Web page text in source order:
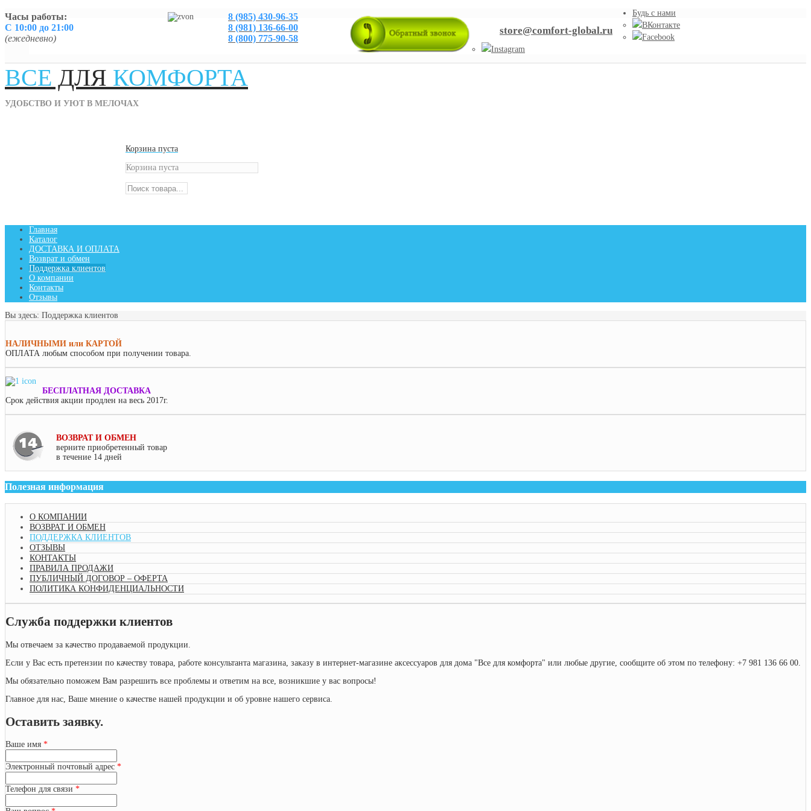
Часы работы:
С 10:00 до 21:00
(ежедневно)
8 (985) 430-96-35
8 (981) 136-66-00
8 (800) 775-90-58
store@comfort-global.ru
Будь с нами
ВКонтакте
Facebook
Instagram
ВСЕ ДЛЯ КОМФОРТА
УДОБСТВО И УЮТ В МЕЛОЧАХ
Корзина пуста
Корзина пуста
Главная
Каталог
ДОСТАВКА И ОПЛАТА
Возврат и обмен
Поддержка клиентов
О компании
Контакты
Отзывы
Вы здесь: Поддержка клиентов
НАЛИЧНЫМИ или КАРТОЙ
ОПЛАТА любым способом при получении товара.
БЕСПЛАТНАЯ ДОСТАВКА
Срок действия акции продлен на весь 2017г.
ВОЗВРАТ И ОБМЕН
верните приобретенный товар
в течение 14 дней
Полезная информация
О КОМПАНИИ
ВОЗВРАТ И ОБМЕН
ПОДДЕРЖКА КЛИЕНТОВ
ОТЗЫВЫ
КОНТАКТЫ
ПРАВИЛА ПРОДАЖИ
ПУБЛИЧНЫЙ ДОГОВОР – ОФЕРТА
ПОЛИТИКА КОНФИДЕНЦИАЛЬНОСТИ
Служба поддержки клиентов
Мы отвечаем за качество продаваемой продукции.
Если у Вас есть претензии по качеству товара, работе консультанта магазина, заказу в интернет-магазине аксессуаров для дома "Все для комфорта" или любые другие, сообщите об этом по телефону: +7 981 136 66 00.
Мы обязательно поможем Вам разрешить все проблемы и ответим на все, возникшие у вас вопросы!
Главное для нас, Ваше мнение о качестве нашей продукции и об уровне нашего сервиса.
Оставить заявку.
Ваше имя *
Электронный почтовый адрес *
Телефон для связи *